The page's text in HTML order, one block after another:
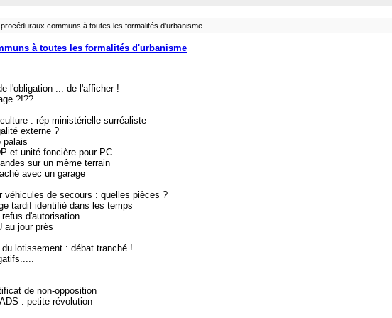
communs à toutes les formalités d'urbanisme
à toutes les formalités d'urbanisme
l'obligation ... de l'afficher !
?!??
: rép ministérielle surréaliste
externe ?
palais
et unité foncière pour PC
sur un même terrain
avec un garage
véhicules de secours : quelles pièces ?
tardif identifié dans les temps
d'autorisation
au jour près
lotissement : débat tranché !
de non-opposition
: petite révolution